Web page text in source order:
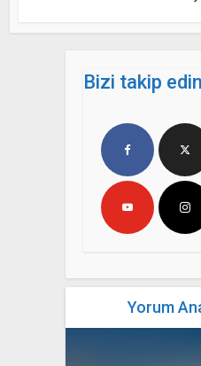
Bizi takip edin
Yorum